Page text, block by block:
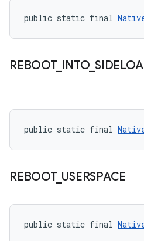
public static final
REBOOT_ INTO_
public static final
REBOOT_ USERSPACE
public static final